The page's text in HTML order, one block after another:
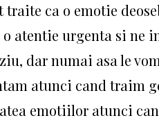
traite ca o emotie
atentie urgenta si ne
dar numai asa le
atunci cand traim
emotiilor atunci